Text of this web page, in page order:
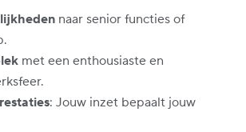
naar senior functies of
met een enthousiaste en
: Jouw inzet bepaalt jouw